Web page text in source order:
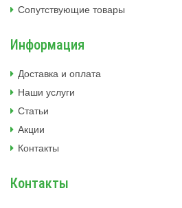
Сопутствующие товары
Информация
Доставка и оплата
Наши услуги
Статьи
Акции
Контакты
Контакты